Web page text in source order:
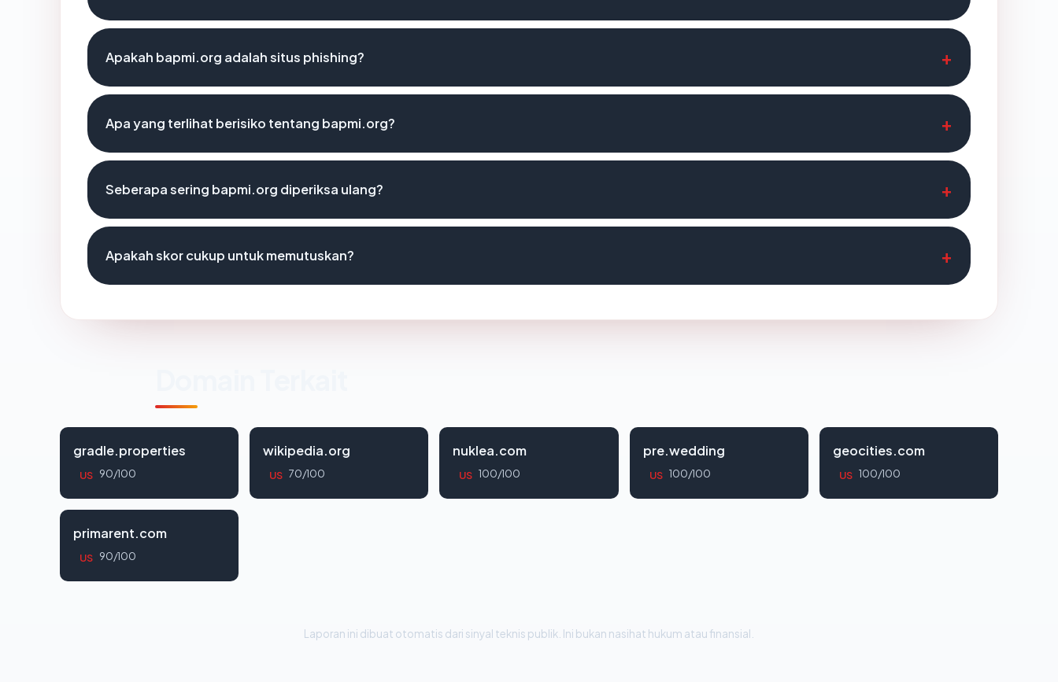
Apakah bapmi.org adalah situs phishing?
Apa yang terlihat berisiko tentang bapmi.org?
Seberapa sering bapmi.org diperiksa ulang?
Apakah skor cukup untuk memutuskan?
gradle.properties
US 90/100
wikipedia.org
US 70/100
nuklea.com
US 100/100
pre.wedding
US 100/100
geocities.com
US 100/100
primarent.com
US 90/100
Laporan ini dibuat otomatis dari sinyal teknis publik. Ini bukan nasihat hukum atau finansial.